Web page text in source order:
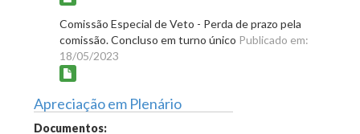
Comissão Especial de Veto - Perda de prazo pela
comissão. Concluso em turno único Publicado em:
18/05/2023
Apreciação em Plenário
Documentos: